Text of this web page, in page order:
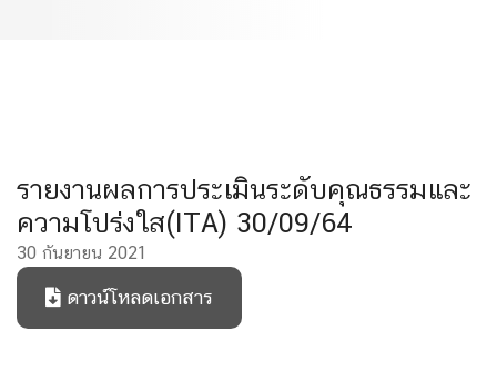
รายงานผลการประเมินระดับคุณธรรมและ
ความโปร่งใส(ITA) 30/09/64
30 กันยายน 2021
ดาวน์โหลดเอกสาร